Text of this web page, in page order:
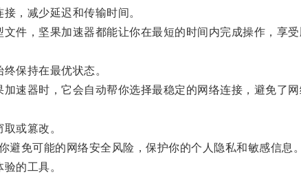
，减少延迟和传输时间。
，坚果加速器都能让你在最短的时间内完成操作，享受
保持在最优状态。
器时，它会自动帮你选择最稳定的网络连接，避免了网
或篡改。
免可能的网络安全风险，保护你的个人隐私和敏感信息。
的工具。